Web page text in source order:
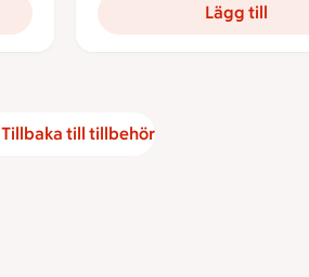
Lägg till
Tillbaka till tillbehör